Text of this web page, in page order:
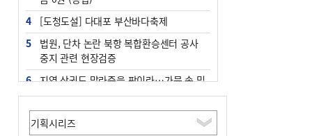
4
[도청도설] 다대포 부산바다축제
5
법원, 단차 논란 북항 복합환승센터 공사
중지 관련 현장검증
6
지역 상권도 말라죽을 판이라…가뭄 속 밀
양물축제 강행 논란
통영시민 추석 전 35만 원 받는다